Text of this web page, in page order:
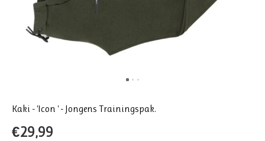
Kaki - 'Icon ' - Jongens Trainingspak.
€29,99